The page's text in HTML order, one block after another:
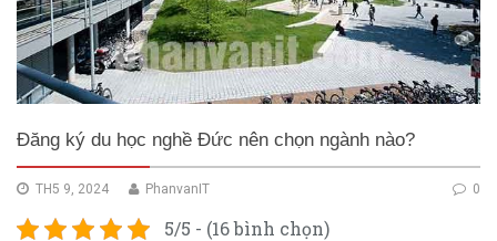
Đăng ký du học nghề Đức nên chọn ngành nào?
TH5 9, 2024 0
PhanvanIT
5/5 - (16 bình chọn)